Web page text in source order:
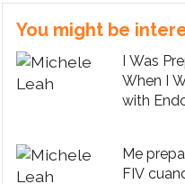
You might be
I Was
When I
with
Me
FIV